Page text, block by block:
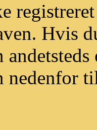
Hvis
nedenfor